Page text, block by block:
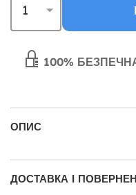
100%
ОПИС
ДОСТАВКА І